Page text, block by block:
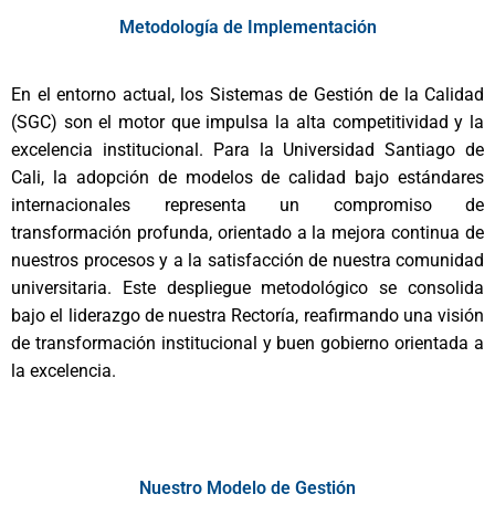
Metodología de Implementación
En el entorno actual, los Sistemas de Gestión de la Calidad
(SGC) son el motor que impulsa la alta competitividad y la
excelencia institucional. Para la Universidad Santiago de
Cali, la adopción de modelos de calidad bajo estándares
internacionales representa un compromiso de
transformación profunda, orientado a la mejora continua de
nuestros procesos y a la satisfacción de nuestra comunidad
universitaria. Este despliegue metodológico se consolida
bajo el liderazgo de nuestra Rectoría, reafirmando una visión
de transformación institucional y buen gobierno orientada a
la excelencia.
Nuestro Modelo de Gestión